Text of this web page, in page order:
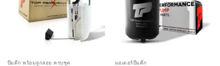
ปั๊มติ๊ก พร้อมลูกลอย ครบชุด มอเตอร์ปั๊มติ๊ก